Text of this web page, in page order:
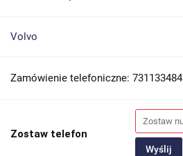
Volvo
Zamówienie telefoniczne: 731133484
Zostaw telefon
Wyślij